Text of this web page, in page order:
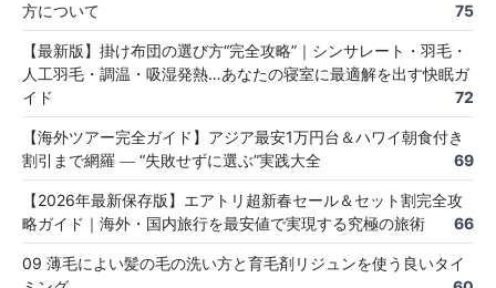
方について
75
【最新版】掛け布団の選び方“完全攻略”｜シンサレート・羽毛・
人工羽毛・調温・吸湿発熱…あなたの寝室に最適解を出す快眠ガ
イド
72
【海外ツアー完全ガイド】アジア最安1万円台＆ハワイ朝食付き
割引まで網羅 ― “失敗せずに選ぶ”実践大全
69
【2026年最新保存版】エアトリ超新春セール＆セット割完全攻
略ガイド｜海外・国内旅行を最安値で実現する究極の旅術
66
09 薄毛によい髪の毛の洗い方と育毛剤リジュンを使う良いタイ